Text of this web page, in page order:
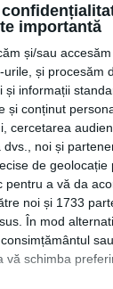
importantă
și/sau
și procesăm
și informații
și conținut
cercetarea
dvs., noi și
de geolocație
pentru a vă da
noi și 1733
În mod
vă schimba
fiscal
loc comanda”
înainte de a
măsurile și
bun. De aici
totuși, mediul
pliază,
patronatele
cuvîntul și
există o șansă
a unei norme
8 NOIEMBRIE, 2023